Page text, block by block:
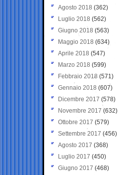
Agosto 2018 (362)
Luglio 2018 (562)
Giugno 2018 (563)
Maggio 2018 (634)
Aprile 2018 (547)
Marzo 2018 (599)
Febbraio 2018 (571)
Gennaio 2018 (607)
Dicembre 2017 (578)
Novembre 2017 (632)
Ottobre 2017 (579)
Settembre 2017 (456)
Agosto 2017 (368)
Luglio 2017 (450)
Giugno 2017 (468)